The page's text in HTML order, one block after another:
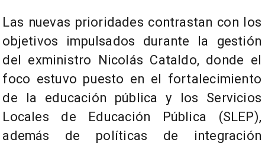
Las nuevas prioridades contrastan con los
objetivos impulsados durante la gestión
del exministro Nicolás Cataldo, donde el
foco estuvo puesto en el fortalecimiento
de la educación pública y los Servicios
Locales de Educación Pública (SLEP),
además de políticas de integración